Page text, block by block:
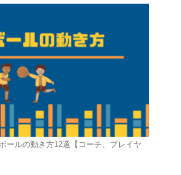
ールの動き方12選【コーチ、プレイヤ